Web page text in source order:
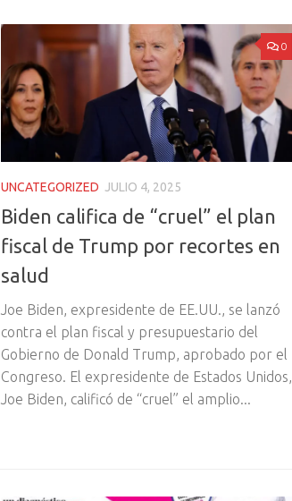
0
UNCATEGORIZED JULIO 4, 2025
Biden califica de “cruel” el plan
fiscal de Trump por recortes en
salud
Joe Biden, expresidente de EE.UU., se lanzó
contra el plan fiscal y presupuestario del
Gobierno de Donald Trump, aprobado por el
Congreso. El expresidente de Estados Unidos,
Joe Biden, calificó de “cruel” el amplio...